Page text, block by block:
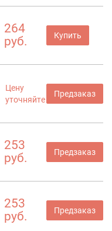
264
руб.
Купить
Цену
уточняйте
Предзаказ
253
руб.
Предзаказ
253
руб.
Предзаказ